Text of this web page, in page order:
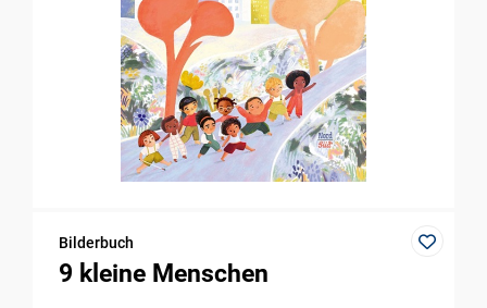
Bilderbuch
9 kleine Menschen